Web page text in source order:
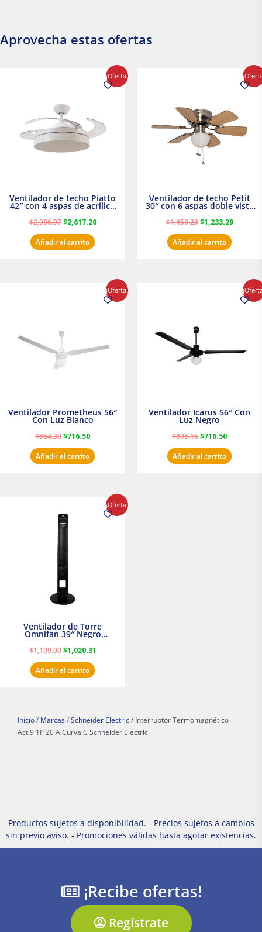
Aprovecha estas ofertas
¡Oferta!
Ventilador de techo Piatto
42″ con 4 aspas de acrilico
transparente
$2,986.97
$2,986.97.
$2,617.20
precio
actual
Añadir al carrito
Ventilador de techo Petit
30″ con 6 aspas doble vista
Satinado Masterfan
$1,450.23
$1,450.23.
$1,233.29
precio
actual
Añadir al carrito
¡Oferta!
Ventilador Prometheus 56″
Con Luz Blanco
$854.30$716.50
precio
actual
Añadir al carrito
Ventilador Icarus 56″ Con
Luz Negro
$895.16$716.50
precio
actual
Añadir al carrito
¡Oferta!
Ventilador de Torre
Omnifan 39″ Negro
$1,199.00
original
era:
$1,020.31
precio
actual
Añadir al carrito
Inicio / Marcas / Schneider Electric / Interruptor Termomagnético
Acti9 1P 20 A Curva C Schneider Electric
Productos sujetos a disponibilidad. - Precios sujetos a cambios
sin previo aviso. - Promociones válidas hasta agotar existencias.
¡Recibe ofertas!
Regístrate